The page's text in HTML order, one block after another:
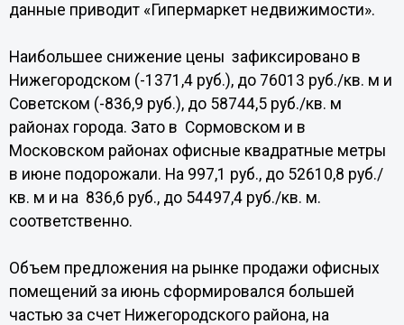
данные приводит «Гипермаркет недвижимости».
Наибольшее снижение цены зафиксировано в
Нижегородском (-1371,4 руб.), до 76013 руб./кв. м и
Советском (-836,9 руб.), до 58744,5 руб./кв. м
районах города. Зато в Сормовском и в
Московском районах офисные квадратные метры
в июне подорожали. На 997,1 руб., до 52610,8 руб./
кв. м и на 836,6 руб., до 54497,4 руб./кв. м.
соответственно.
Объем предложения на рынке продажи офисных
помещений за июнь сформировался большей
частью за счет Нижегородского района, на